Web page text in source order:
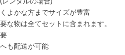
よかな方までサイズが豊富
な物は全てセット に含まれます。
も配送が可能